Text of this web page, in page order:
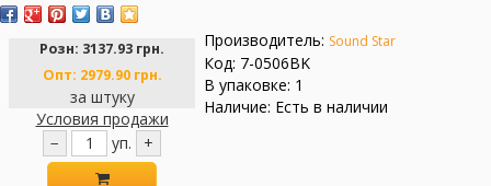
Розн: 3137.93 грн.
Опт: 2979.90 грн.
за штуку
Условия продажи
−
уп. +
Производитель: Sound Star
Код: 7-0506BK
В упаковке: 1
Наличие: Есть в наличии